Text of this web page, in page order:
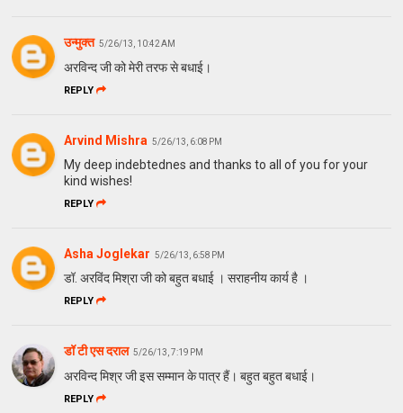
उन्मुक्त 5/26/13, 10:42 AM
अरविन्द जी को मेरी तरफ से बधाई।
REPLY
Arvind Mishra 5/26/13, 6:08 PM
My deep indebtednes and thanks to all of you for your
kind wishes!
REPLY
Asha Joglekar 5/26/13, 6:58 PM
डॉ. अरविंद मिश्रा जी को बहुत बधाई । सराहनीय कार्य है ।
REPLY
डॉ टी एस दराल 5/26/13, 7:19 PM
अरविन्द मिश्र जी इस सम्मान के पात्र हैं। बहुत बहुत बधाई।
REPLY